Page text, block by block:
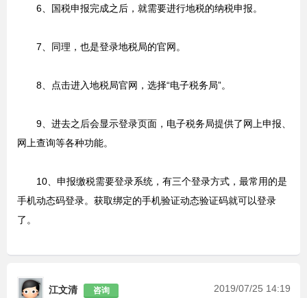
6、国税申报完成之后，就需要进行地税的纳税申报。
7、同理，也是登录地税局的官网。
8、点击进入地税局官网，选择“电子税务局”。
9、进去之后会显示登录页面，电子税务局提供了网上申报、
网上查询等各种功能。
10、申报缴税需要登录系统，有三个登录方式，最常用的是
手机动态码登录。获取绑定的手机验证动态验证码就可以登录
了。
江文清 咨询 2019/07/25 14:19